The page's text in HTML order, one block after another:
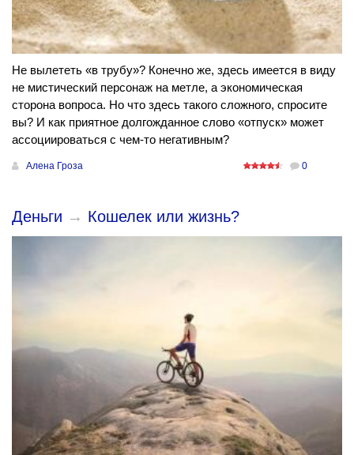
Не вылететь «в трубу»? Конечно же, здесь имеется в виду
не мистический персонаж на метле, а экономическая
сторона вопроса. Но что здесь такого сложного, спросите
вы? И как приятное долгожданное слово «отпуск» может
ассоциироваться с чем-то негативным?
Алена Гроза 0
Деньги → Кошелек или жизнь?